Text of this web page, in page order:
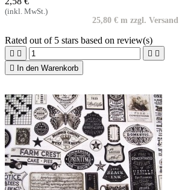
(inkl. MwSt.)
25,80 € m zzgl. Versand
Rated out of 5 stars based on review(s)
   

In den Warenkorb